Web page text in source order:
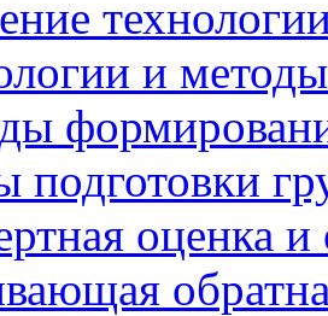
и
подготовки
оценка